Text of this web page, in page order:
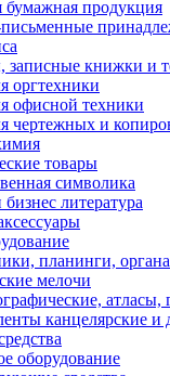
продукция
записные книжки и
оргтехники
офисной техники
чертежных и
товары
символика
литература
планинги,
мелочи
атласы,
канцелярские и
оборудование